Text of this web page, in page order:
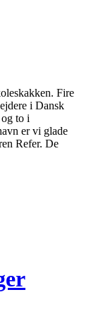
Fire
i Dansk
to i
er vi glade
Refer. De